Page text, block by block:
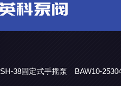
SH-38固定式手摇泵
BAW10-